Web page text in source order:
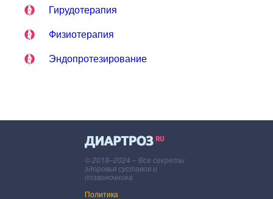
Гирудотерапия
Физиотерапия
Эндопротезирование
© 2018–2024 – Все секреты
здоровья суставов и
позвоночника
Политика